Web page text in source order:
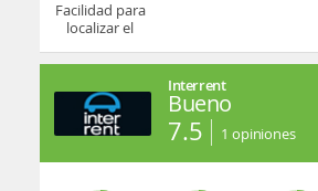
Facilidad para
localizar el
oficina
Interrent
Bueno
7.5 1 opiniones